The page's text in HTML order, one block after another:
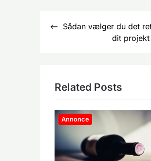
Indlægsnavigation
Sådan vælger du det
dit projekt
Related Posts
Annonce